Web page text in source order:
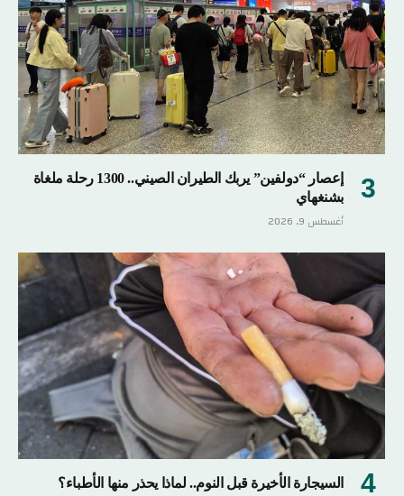
إعصار “دولفين” يربك الطيران الصيني.. 1300 رحلة ملغاة
بشنغهاي
أغسطس 9, 2026
السيجارة الأخيرة قبل النوم.. لماذا يحذر منها الأطباء؟